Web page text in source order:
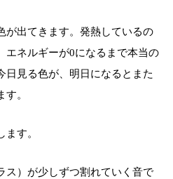
が出てきます。発熱しているの
エネルギーが0になるまで本当の
日見る色が、明日になるとまた
。
す。
ス）が少しずつ割れていく音で